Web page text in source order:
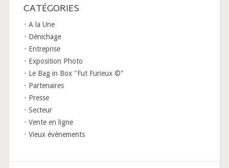
CATÉGORIES
A la Une
Dénichage
Entreprise
Exposition Photo
Le Bag in Box "Fut Furieux ©"
Partenaires
Presse
Secteur
Vente en ligne
Vieux événements